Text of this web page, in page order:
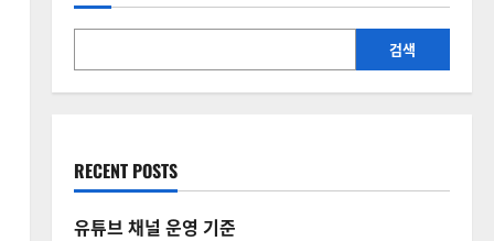
검색
RECENT POSTS
유튜브 채널 운영 기준